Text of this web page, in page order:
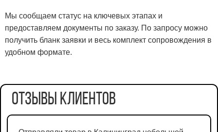
Мы сообщаем статус на ключевых этапах и
предоставляем документы по заказу. По запросу можно
получить бланк заявки и весь комплект сопровождения в
удобном формате.
Отзывы клиентов